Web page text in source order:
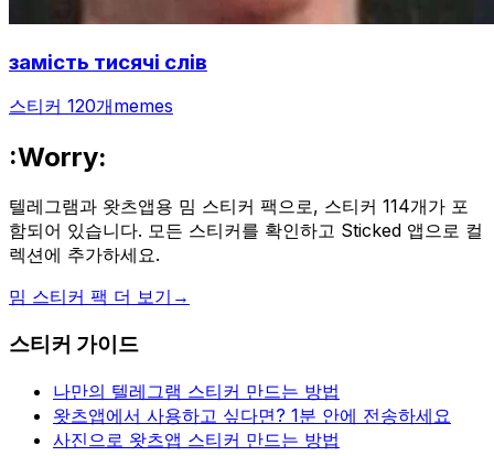
замість тисячі слів
스티커 120개memes
:Worry:
텔레그램과 왓츠앱용 밈 스티커 팩으로, 스티커 114개가 포
함되어 있습니다. 모든 스티커를 확인하고 Sticked 앱으로 컬
렉션에 추가하세요.
밈 스티커 팩 더 보기 →
스티커 가이드
나만의 텔레그램 스티커 만드는 방법
왓츠앱에서 사용하고 싶다면? 1분 안에 전송하세요
사진으로 왓츠앱 스티커 만드는 방법